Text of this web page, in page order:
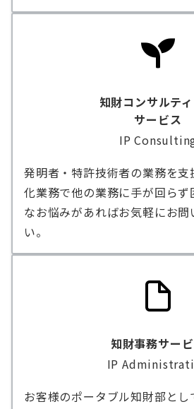
知財コンサルテ
サービス
IP
発明者・特許技術者の業務を支
化業務で他の業務に手が回らず
なお悩みがあればお気軽にお問
い。
知財事務サー
IP
お客様のポータブル知財部と